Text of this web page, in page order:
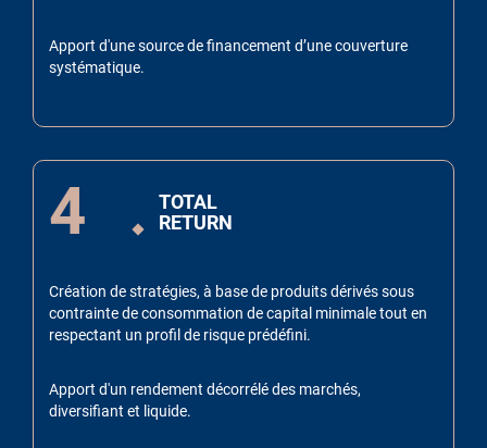
Apport d'une source de financement d’une couverture
systématique.
4
TOTAL
RETURN
Création de stratégies, à base de produits dérivés sous
contrainte de consommation de capital minimale tout en
respectant un profil de risque prédéfini.
Apport d'un rendement décorrélé des marchés,
diversifiant et liquide.